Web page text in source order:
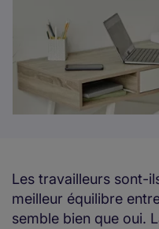
Les travailleurs sont-
meilleur équilibre
semble bien que oui.